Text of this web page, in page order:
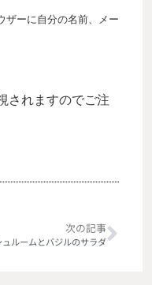
ザーに自分の名前、メー
されますのでご注
次の記事
ュルームとバジルのサラダ